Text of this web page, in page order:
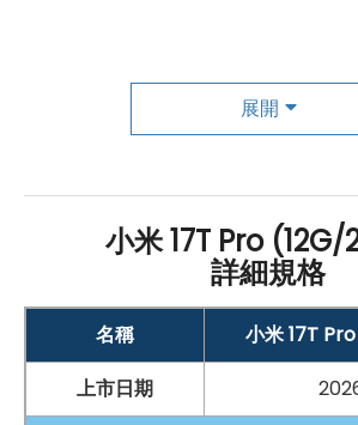
用或高效能情境下維持穩定表現，降低
影響。容量方面，Xiaomi17T Pro 提供
作業系統，搭配Wi-Fi7、 藍牙6.0
能，讓高速上網、周邊連接與行動支付
則配備 7,000
矽碳電池，能滿足
求，並支援最高 100W HyperCharge
復電量；22.5W 有線
，
展開
小米 17T Pro
詳細規格
名稱
小米 17T
上市日期